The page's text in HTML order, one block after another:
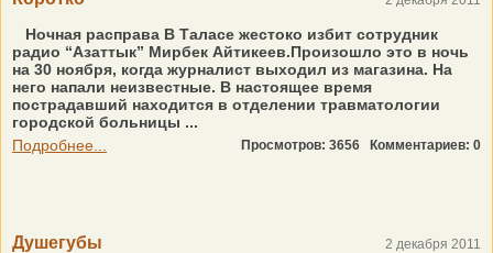
Ночная расправа В Таласе жестоко избит сотрудник
радио “Азаттык” Мирбек Айтикеев.Произошло это в ночь
на 30 ноября, когда журналист выходил из магазина. На
него напали неизвестные. В настоящее время
пострадавший находится в отделении травматологии
городской больницы ...
Подробнее...
Просмотров: 3656 Комментариев: 0
Душегубы 2 декабря 2011